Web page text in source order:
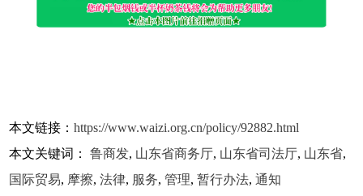
本文链接：https://www.waizi.org.cn/policy/92882.html
本文关键词：鲁商发, 山东省商务厅, 山东省司法厅, 山东省,
国际贸易, 摩擦,法律, 服务,管理,暂行办法,通知